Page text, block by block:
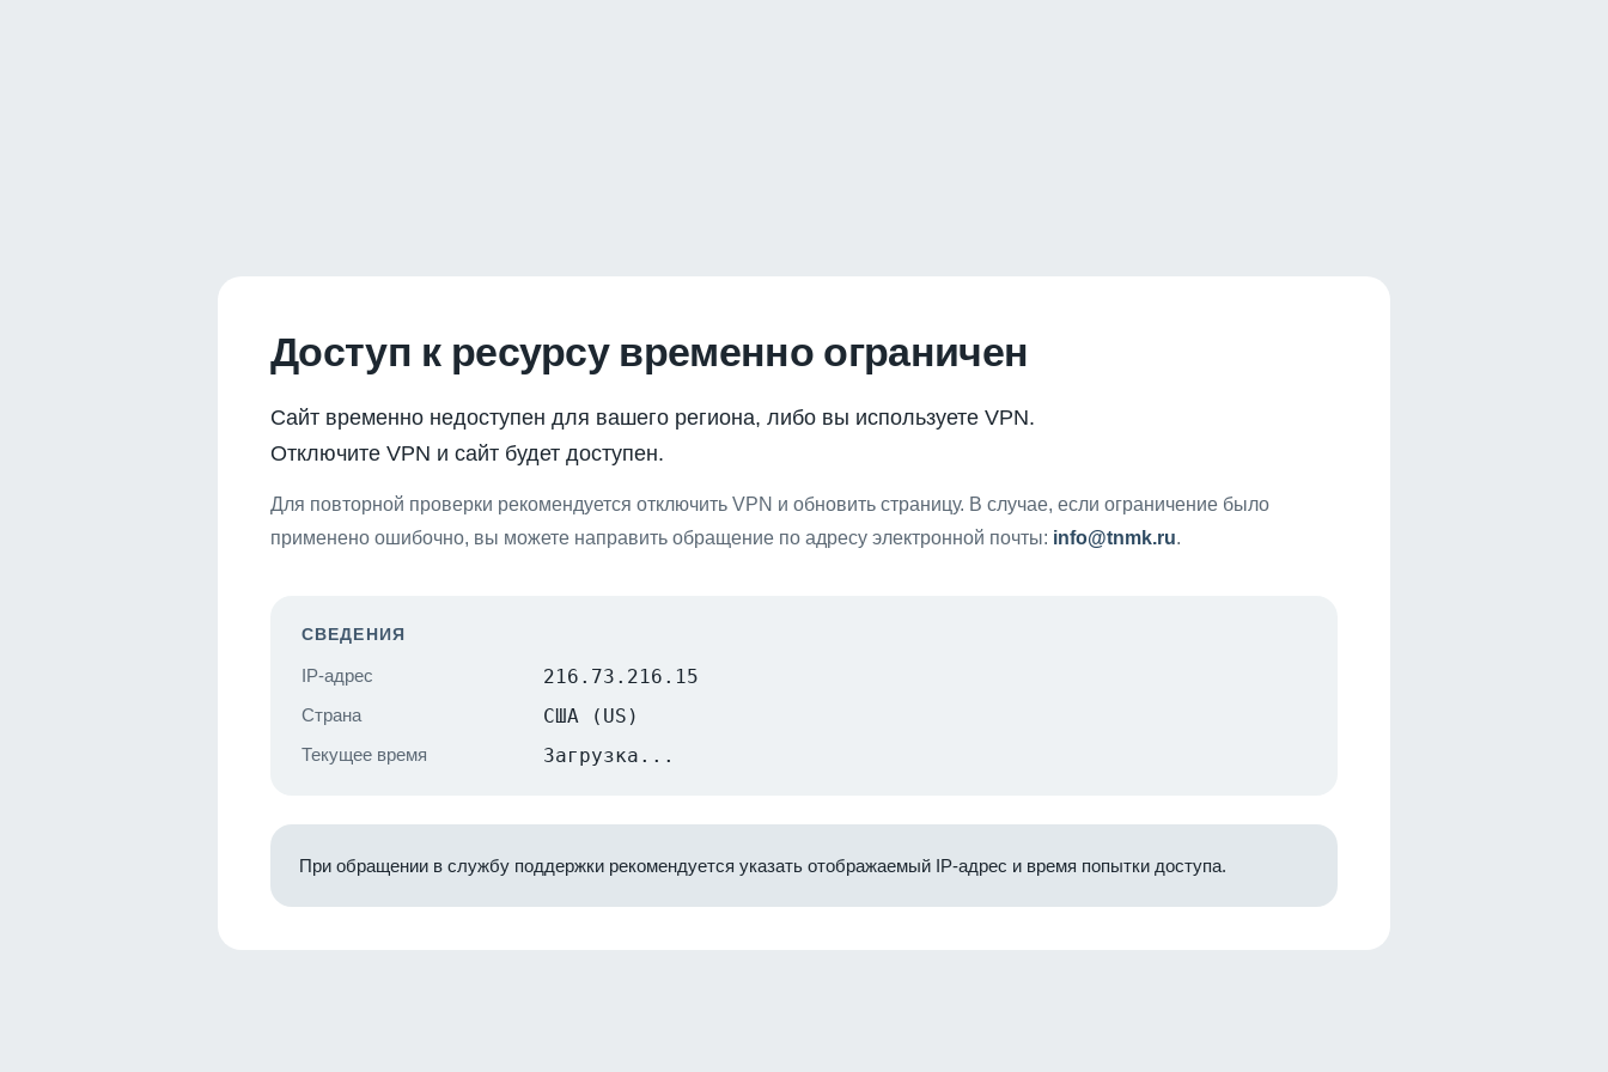
Доступ к ресурсу временно ограничен
Сайт временно недоступен для вашего региона, либо вы используете VPN.
Отключите VPN и сайт будет доступен.
Для повторной проверки рекомендуется отключить VPN и обновить страницу. В случае, если ограничение было
применено ошибочно, вы можете направить обращение по адресу электронной почты: info@tnmk.ru.
СВЕДЕНИЯ
IP-адрес 216.73.216.15
Страна США (US)
Текущее время Загрузка...
При обращении в службу поддержки рекомендуется указать отображаемый IP-адрес и время попытки доступа.